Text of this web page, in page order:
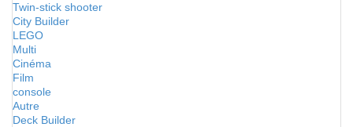
Twin-stick shooter
City Builder
LEGO
Multi
Cinéma
Film
console
Autre
Deck Builder